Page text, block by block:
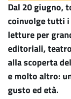
Dal 20 giugno,
coinvolge tutti i
letture per
editoriali,
alla scoperta
e molto altro:
gusto ed età.